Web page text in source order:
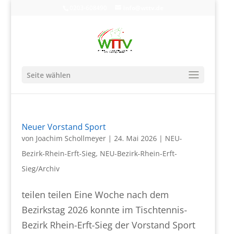
Seite wählen
Neuer Vorstand Sport
von Joachim Schollmeyer| 24. Mai 2026| NEU-
Bezirk-Rhein-Erft-Sieg, NEU-Bezirk-Rhein-Erft-
Sieg/Archiv
teilen teilen Eine Woche nach dem
Bezirkstag 2026 konnte im Tischtennis-
Bezirk Rhein-Erft-Sieg der Vorstand Sport